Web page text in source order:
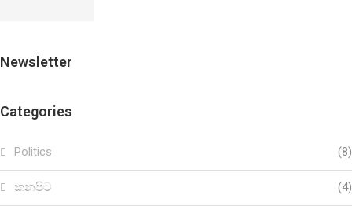
Newsletter
Categories
Politics (8)
කනපිට (4)